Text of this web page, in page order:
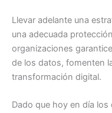
Llevar adelante una
una adecuada
organizaciones
de los datos, fomenten
transformación digital.
Dado que hoy en día